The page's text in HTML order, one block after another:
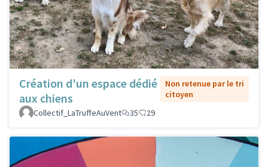
Création d'un espace dédié
aux chiens
Non retenue par le tri
citoyen
Collectif_LaTruffeAuVent
35 29